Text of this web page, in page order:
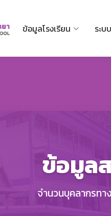
ข้อมูลโรงเรียน ระบ
ข้อมูล
จำนวนบุคลากรทา